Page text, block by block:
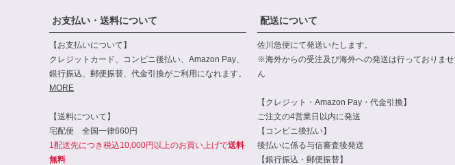
お支払い・送料について
【お支払いについて】
クレジットカード、コンビニ後払い、Amazon Pay、
銀行振込、郵便振替、代金引換がご利用になれます。
MORE
【送料について】
宅配便 全国一律660円
1配送先につき税込10,000円以上のお買い上げで送料
無料
配送について
佐川急便にて発送いたします。
※海外からの受注及び海外への発送は行っておりませ
ん
【クレジット・Amazon Pay・代金引換】
ご注文の4営業日以内に発送
【コンビニ後払い】
後払いに係る与信審査後発送
【銀行振込・郵便振替】